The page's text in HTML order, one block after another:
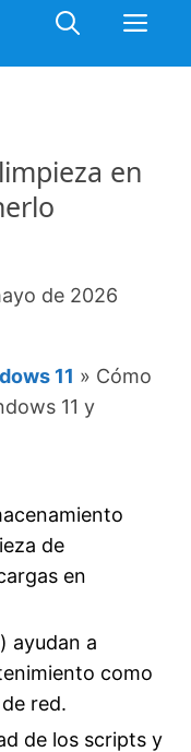
en
de 2026
11 » Cómo
11 y
de
en
ayudan a
como
red.
de los scripts y